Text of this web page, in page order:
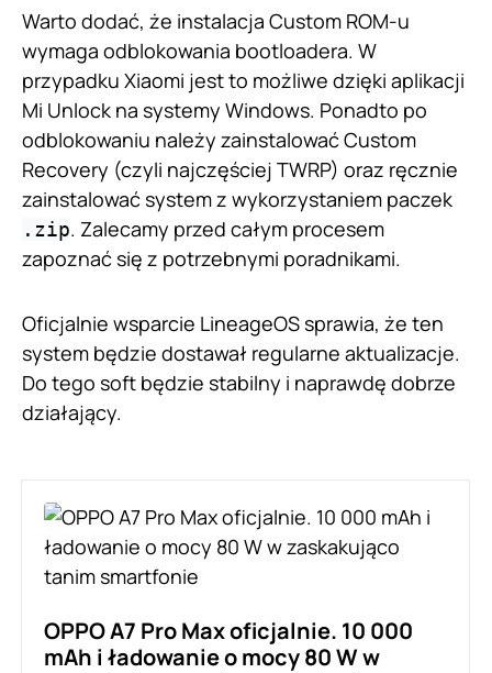
Warto dodać, że instalacja Custom ROM-u
wymaga odblokowania bootloadera. W
przypadku Xiaomi jest to możliwe dzięki aplikacji
Mi Unlock na systemy Windows. Ponadto po
odblokowaniu należy zainstalować Custom
Recovery (czyli najczęściej TWRP) oraz ręcznie
zainstalować system z wykorzystaniem paczek
.zip. Zalecamy przed całym procesem
zapoznać się z potrzebnymi poradnikami.
Oficjalnie wsparcie LineageOS sprawia, że ten
system będzie dostawał regularne aktualizacje.
Do tego soft będzie stabilny i naprawdę dobrze
działający.
OPPO A7 Pro Max oficjalnie. 10 000
mAh i ładowanie o mocy 80 W w